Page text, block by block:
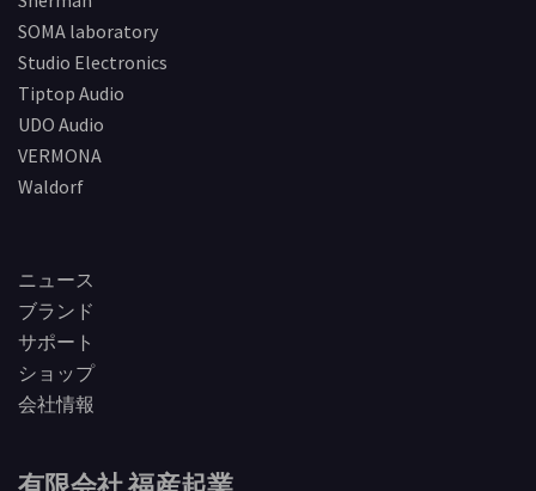
SOMA laboratory
Studio Electronics
Tiptop Audio
UDO Audio
VERMONA
Waldorf
ニュース
ブランド
サポート
ショップ
会社情報